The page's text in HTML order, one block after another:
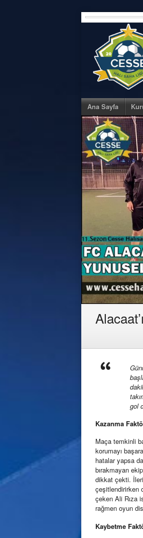
Skip
to
Ana Sayfa
gol
Kazanma
Maça temkinli
korumayı
hatalar yapsa
bırakmayan
dikkat çekti.
çeşitlendirirken
çeken Ali Rıza
rağmen oyun
Kaybetme